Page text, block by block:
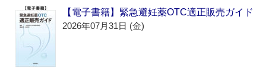
【電子書籍】緊急避妊薬OTC適正販売ガイド
2026年07月31日 (金)